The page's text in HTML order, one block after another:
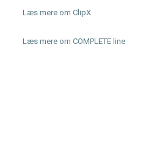
Læs mere om ClipX
Læs mere om COMPLETE line